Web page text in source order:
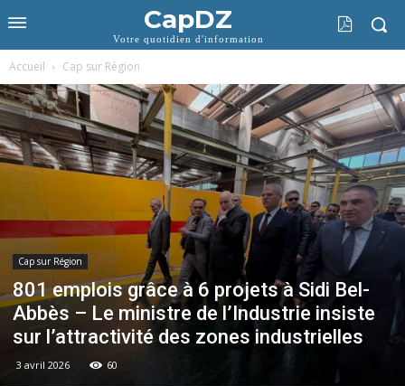
CapDZ
Votre quotidien d'information
Accueil Cap sur Région
Cap sur Région
801 emplois grâce à 6 projets à Sidi Bel-
Abbès – Le ministre de l’Industrie insiste
sur l’attractivité des zones industrielles
3 avril 2026 60